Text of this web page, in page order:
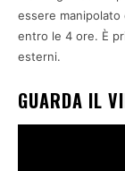
essere manipolato
entro le 4 ore. È
esterni.
GUARDA IL